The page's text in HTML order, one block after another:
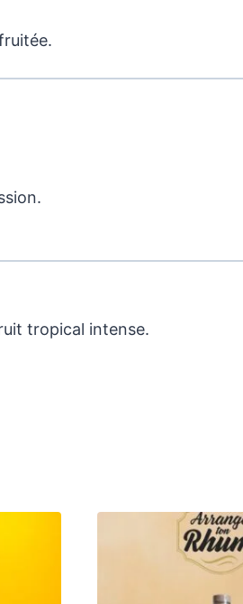
tropical intense.